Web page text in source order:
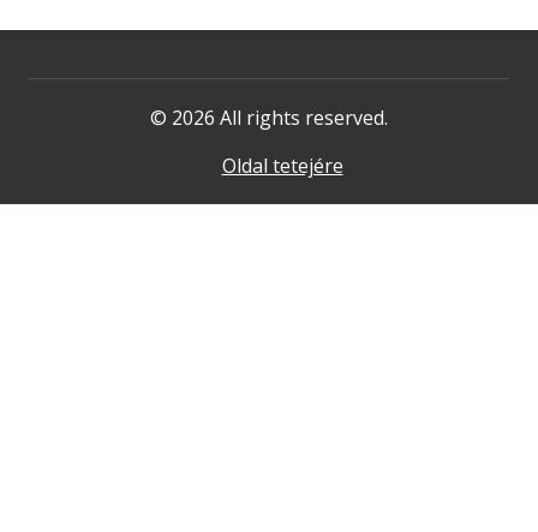
© 2026 All rights reserved.
Oldal tetejére